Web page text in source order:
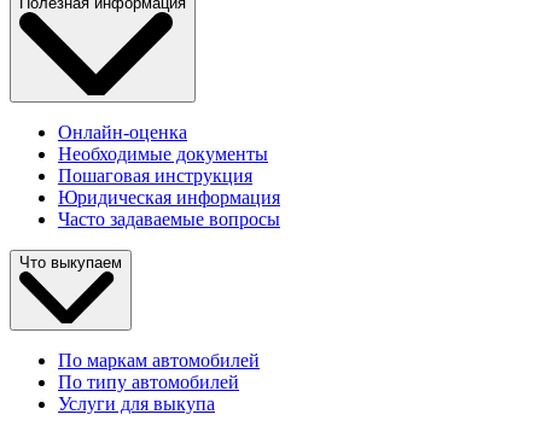
Онлайн-оценка
Необходимые документы
Пошаговая инструкция
Юридическая информация
Часто задаваемые вопросы
Что выкупаем
По маркам автомобилей
По типу автомобилей
Услуги для выкупа